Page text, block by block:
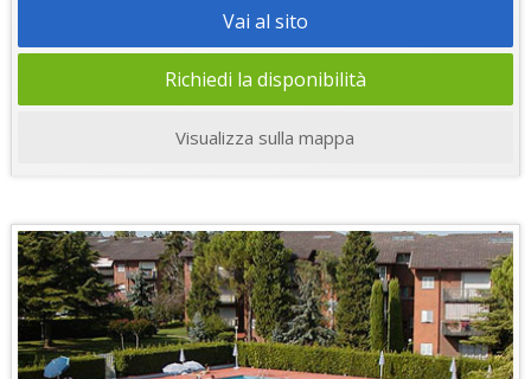
Vai al sito
Richiedi la disponibilità
Visualizza sulla mappa